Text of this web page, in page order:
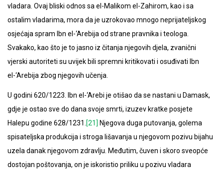
vladara. Ovaj bliski odnos sa el-Malikom el-Zahirom, kao i sa
ostalim vladarima, mora da je uzrokovao mnogo neprijateljskog
osjećaja spram Ibn el-‘Arebija od strane pravnika i teologa.
Svakako, kao što je to jasno iz čitanja njegovih djela, zvanični
vjerski autoriteti su uvijek bili spremni kritikovati i osuđivati Ibn
el-‘Arebija zbog njegovih učenja.
U godini 620/1223. Ibn el-‘Arebi je otišao da se nastani u Damask,
gdje je ostao sve do dana svoje smrti, izuzev kratke posjete
Halepu godine 628/1231. [21] Njegova duga putovanja, golema
spisateljska produkcija i stroga lišavanja u njegovom pozivu bijahu
uzela danak njegovom zdravlju. Međutim, čuven i skoro sveopće
dostojan poštovanja, on je iskoristio priliku u pozivu vladara